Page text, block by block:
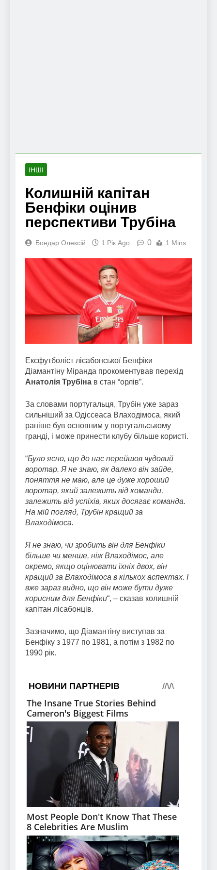
ІНШІ
Колишній капітан
Бенфіки оцінив
перспективи Трубіна
Бондар Олексій 1 Рік Ago 0 1 Mins
Ексфутболіст лісабонської Бенфіки
Діамантіну Міранда прокоментував перехід
Анатолія Трубіна в стан “орлів”.
За словами португальця, Трубін уже зараз
сильніший за Одіссеаса Влаходімоса, який
раніше був основним у португальському
гранді, і може принести клубу більше користі.
“Було ясно, що до нас перейшов чудовий
воротар. Я не знаю, як далеко він зайде,
поняття не маю, але це дуже хороший
воротар, який залежить від команди,
залежить від успіхів, яких досягає команда.
На мій погляд, Трубін кращий за
Влаходімоса.
Я не знаю, чи зробить він для Бенфіки
більше чи менше, ніж Влаходімос, але
окремо, якщо оцінювати їхніх двох, він
кращий за Влаходімоса в кількох аспектах. І
вже зараз видно, що він може бути дуже
корисним для Бенфіки“, – сказав колишній
капітан лісабонців.
Зазначимо, що Діамантіну виступав за
Бенфіку з 1977 по 1981, а потім з 1982 по
1990 рік.